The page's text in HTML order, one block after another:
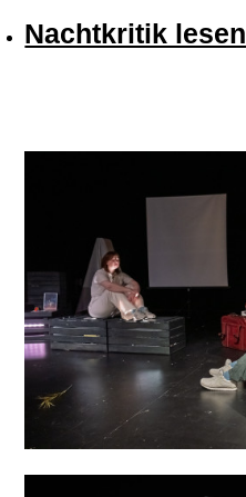
Nachtkritik lesen